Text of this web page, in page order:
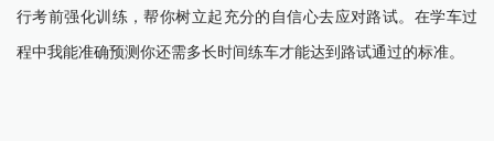
行考前强化训练，帮你树立起充分的自信心去应对路试。在学车过
程中我能准确预测你还需多长时间练车才能达到路试通过的标准。